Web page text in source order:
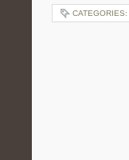
CATEGORIES: